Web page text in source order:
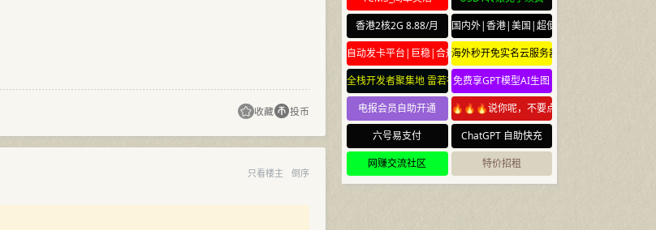
收藏 投币
只看楼主 倒序
香港2核2G 8.88/月
国内外|香港|美国|超便宜云服务器
自动发卡平台|巨稳|合规海外秒开免实名云服务器
全栈开发者聚集地 雷若社区 leiruo.com
免费享GPT模型AI生图
电报会员自助开通
🔥🔥🔥说你呢，不要点🔥🔥🔥
六号易支付
ChatGPT 自助快充
网赚交流社区
特价招租